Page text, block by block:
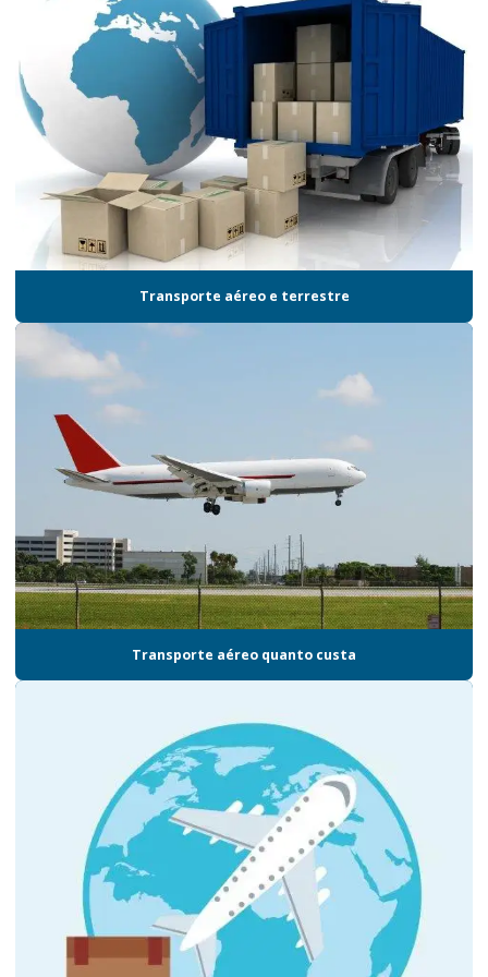
Empresa serviço logístico
Empresa de terceirização logística
Empresa de transporte aéreo de cargas
Empresa de transporte logística
Empresa de transporte rodoviário
Empresas de armazenagem e logística em sp
Empresas de logística e distribuição
Empresas de logística promocional
Empresas de logística promocional em sp
Empresas de logística em sp
Empresas de logística e transporte
Empresas de transporte aéreo
Empresas de transporte aéreo nacional
Empresas de transporte de carga
Entrega de kits promocionais
Entregas certificadas logística
Gestão de cadeia de suprimentos para brindes
Gestão de estoque armazenagem e distribuição
Gestão de estoque sp
Logística de armazenagem e distribuição
Transporte aéreo e terrestre
Transporte aéreo quanto custa